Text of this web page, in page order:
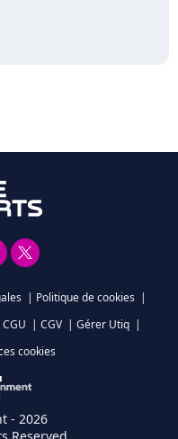
| Politique de cookies |
CGU | CGV | Gérer Utiq |
cookies
- 2026